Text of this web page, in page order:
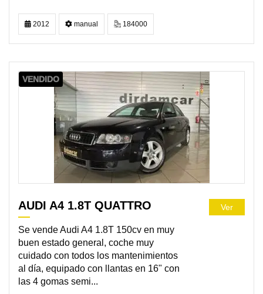
2012 manual 184000
VENDIDO
AUDI A4 1.8T QUATTRO
Se vende Audi A4 1.8T 150cv en muy
buen estado general, coche muy
cuidado con todos los mantenimientos
al día, equipado con llantas en 16" con
las 4 gomas semi...
Ver